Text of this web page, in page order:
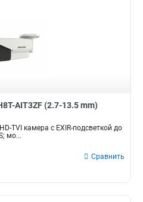
AIT3ZF (2.7-13.5 mm)
TVI камера с EXIR-подсветкой до
мо...
Сравнить